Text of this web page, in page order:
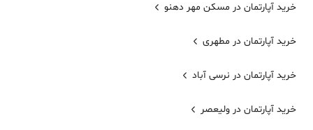
خرید آپارتمان در مسکن مهر دهنو
خرید آپارتمان در مطهری
خرید آپارتمان در نرسی آباد
خرید آپارتمان در ولیعصر